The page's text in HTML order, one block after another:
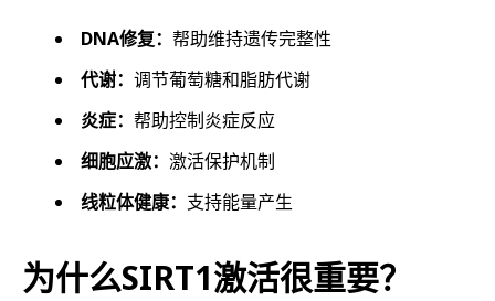
DNA修复： 帮助维持遗传完整性
代谢： 调节葡萄糖和脂肪代谢
炎症： 帮助控制炎症反应
细胞应激： 激活保护机制
线粒体健康： 支持能量产生
为什么SIRT1激活很重要？